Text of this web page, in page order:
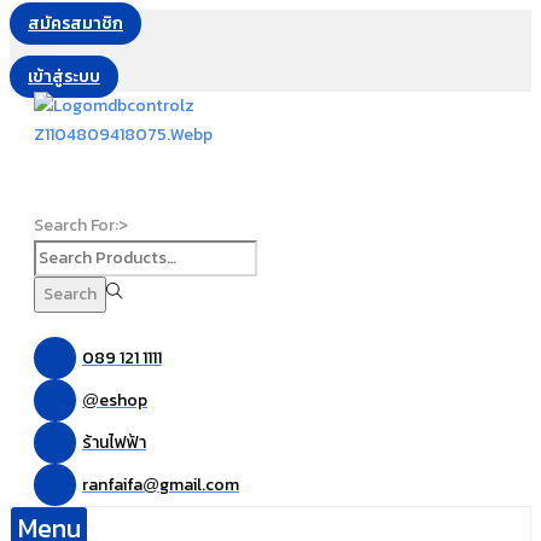
สมัครสมาชิก
เข้าสู่ระบบ
Search For:>
Search
089 121 1111
@eshop
ร้านไฟฟ้า
ranfaifa@gmail.com
Menu